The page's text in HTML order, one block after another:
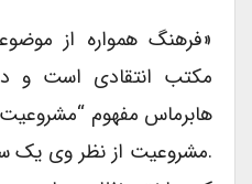
«فرهنگ همواره از
مکتب انتقادی است و
هابرماس مفهوم
.مشروعیت از نظر وی یک